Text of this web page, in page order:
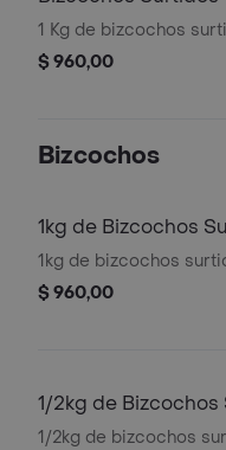
1 Kg de bizcochos
$ 960,00
Bizcochos
1kg de Bizcochos
1kg de bizcochos
$ 960,00
1/2kg de Bizcochos
1/2kg de bizcochos